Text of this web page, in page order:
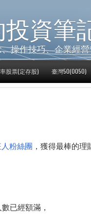
資筆
操作技巧、企業經
股票(定存股) 臺灣50(0050)
粉絲團 ，獲得最棒的理
已經額滿，